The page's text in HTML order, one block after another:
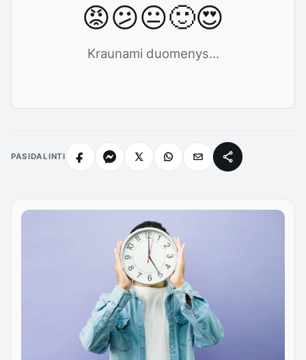
😡😕😐🙂😍
Kraunami duomenys...
PASIDALINTI